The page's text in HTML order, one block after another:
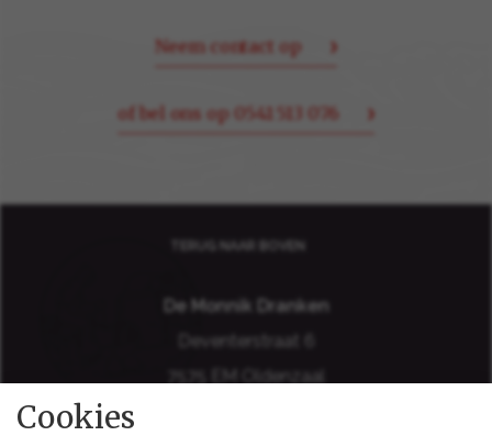
Neem contact op
of bel ons op 0541 513 076
De Monnik Dranken
Deventerstraat 6
7575 EM Oldenzaal
Cookies